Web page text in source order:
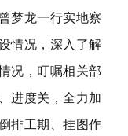
梦龙一行实地察
情况，深入了解
况，叮嘱相关部
进度关，全力加
排工期、挂图作